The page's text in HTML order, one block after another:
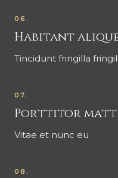
06.
Habitant
Tincidunt fringilla
07.
Porttitor
Vitae et nunc eu
08.